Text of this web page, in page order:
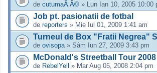
de cutumaÃ‚Â© » Lun Ian 10, 2005 10:00
Job pt. pasionatii de fotbal
de reporters » Mie Iul 01, 2009 1:41 am
Turneul de Box "Fratii Negrea"
de ovisopa» Sâm Iun 27, 2009 3:43 pm
McDonald's Streetball Tour
de RebelYell » Mar Aug 05, 2008 2:04 pm